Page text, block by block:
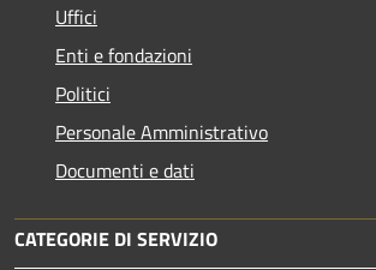
Uffici
Enti e fondazioni
Politici
Personale Amministrativo
Documenti e dati
CATEGORIE DI SERVIZIO